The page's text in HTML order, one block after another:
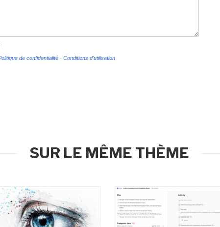
de confidentialité - Conditions d'utilisation
SUR LE MÊME THÈME